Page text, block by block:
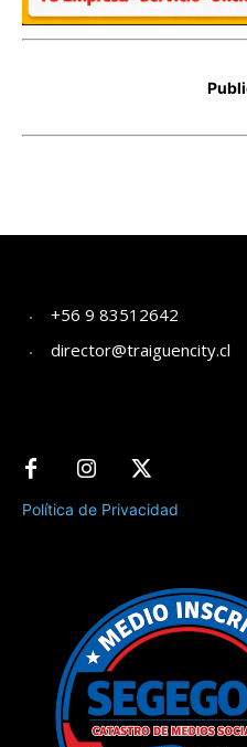
+56 9 83512642
director@traiguencity.cl
Política de Privacidad